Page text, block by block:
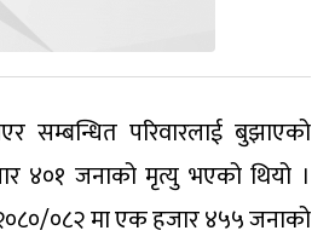
सम्बन्धित परिवारलाई बुझाएको
४०१ जनाको मृत्यु भएको थियो ।
०८२ मा एक हजार ४५५ जनाको